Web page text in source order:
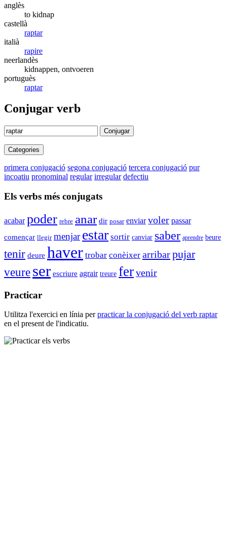
anglès
to kidnap
castellà
raptar
italià
rapire
neerlandès
kidnappen, ontvoeren
portuguès
raptar
Conjugar verb
Conjugar
Categories
primera conjugació segona conjugació tercera conjugació pur
incoatiu pronominal regular irregular defectiu
Els verbs més conjugats
acabar poder rebre anar dir posar enviar voler passar
començar llegir menjar estar sortir canviar saber aprendre beure
tenir deure haver trobar conèixer arribarpujar
veureser escriure agrair treure fervenir
Practicar
Utilitza l'exercici en línia perpracticar la conjugació del verb raptar
en el present de l'indicatiu.